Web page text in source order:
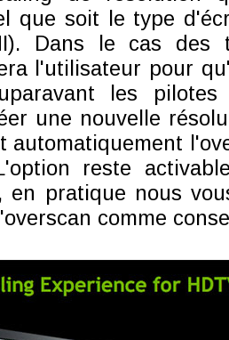
que soit le type
Dans le cas des
l'utilisateur pour
les
une nouvelle
automatiquement
reste
en pratique nous
comme